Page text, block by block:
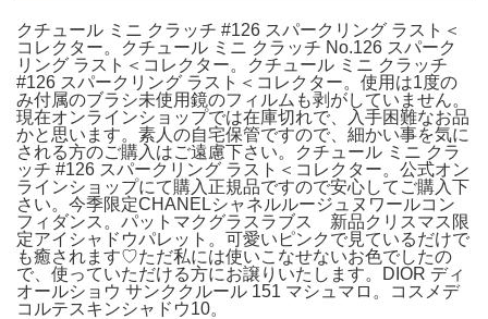
クチュール ミニ クラッチ #126 スパークリング ラスト＜
コレクター。クチュール ミニ クラッチ No.126 スパーク
リング ラスト＜コレクター。クチュール ミニ クラッチ
#126 スパークリング ラスト＜コレクター。使用は1度の
み付属のブラシ未使用鏡のフィルムも剥がしていません。
現在オンラインショップでは在庫切れで、入手困難なお品
かと思います。素人の自宅保管ですので、細かい事を気に
される方のご購入はご遠慮下さい。クチュール ミニ クラ
ッチ #126 スパークリング ラスト＜コレクター。公式オン
ラインショップにて購入正規品ですので安心してご購入下
さい。今季限定CHANELシャネルルージュヌワールコン
フィダンス。パットマクグラスラブス 新品クリスマス限
定アイシャドウパレット。可愛いピンクで見ているだけで
も癒されます♡ただ私には使いこなせないお色でしたの
で、使っていただける方にお譲りいたします。DIOR ディ
オールショウ サンククルール 151 マシュマロ。コスメデ
コルテスキンシャドウ10。